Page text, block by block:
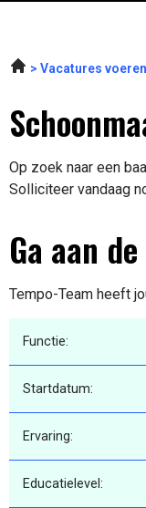
Vacatures
Op zoek naar een
Solliciteer vandaag
Ga aan
Tempo-Team heeft
Functie:
Startdatum:
Ervaring:
Educatielevel: